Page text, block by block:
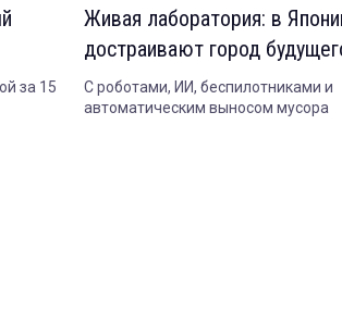
за 15
Живая лаборатория: в
достраивают город
С роботами, ИИ, беспилотниками и
автоматическим выносом мусора